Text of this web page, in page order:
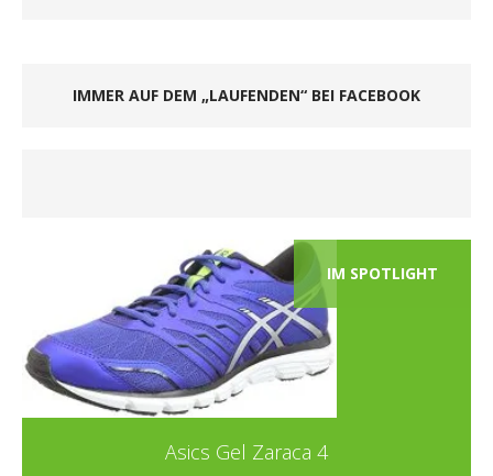
IMMER AUF DEM „LAUFENDEN“ BEI FACEBOOK
IM SPOTLIGHT
Asics Gel Zaraca 4